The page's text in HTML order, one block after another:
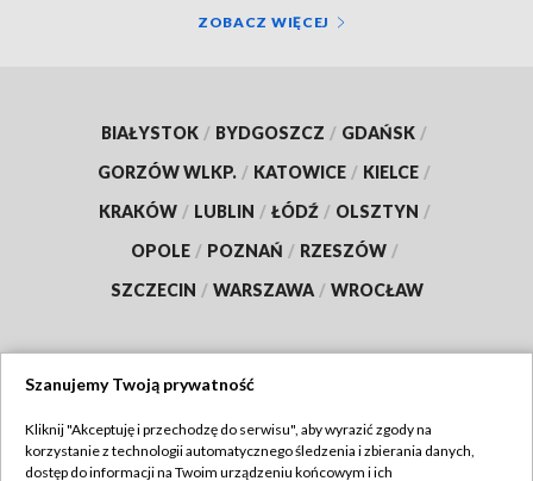
ZOBACZ WIĘCEJ
BIAŁYSTOK / BYDGOSZCZ / GDAŃSK /
GORZÓW WLKP. / KATOWICE / KIELCE /
KRAKÓW / LUBLIN / ŁÓDŹ / OLSZTYN /
OPOLE / POZNAŃ / RZESZÓW /
SZCZECIN / WARSZAWA / WROCŁAW
TVP
Szanujemy Twoją prywatność
Kliknij "Akceptuję i przechodzę do serwisu", aby wyrazić zgody na
korzystanie z technologii automatycznego śledzenia i zbierania danych,
dostęp do informacji na Twoim urządzeniu końcowym i ich